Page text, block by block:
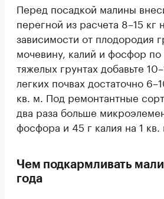
Перед посадкой малины
перегной из расчета 8–15 кг
зависимости от плодородия
мочевину, калий и фосфор по
тяжелых грунтах добавьте
легких почвах достаточно
кв. м. Под ремонтантные
два раза больше
фосфора и 45 г калия на 1 кв.
Чем подкармливать
года